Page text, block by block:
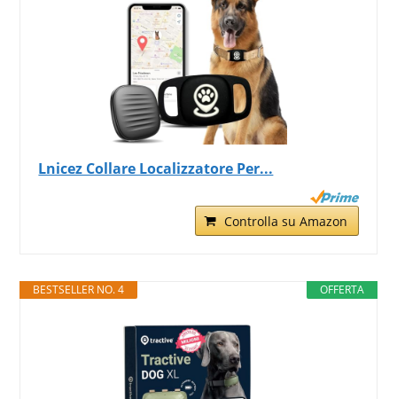
Lnicez Collare Localizzatore Per...
Controlla su Amazon
OFFERTA
BESTSELLER NO. 4